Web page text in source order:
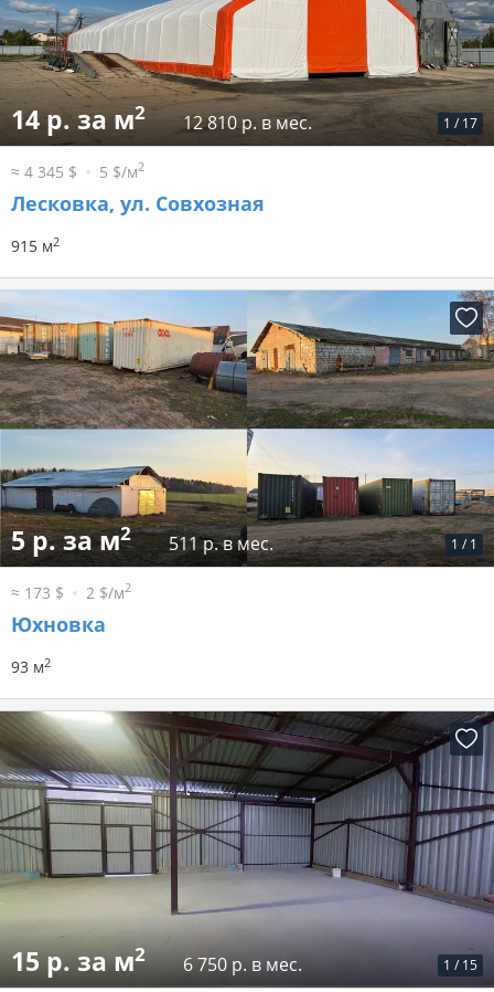
1 / 17
14 р. за м2 12 810 р. в мес.
≈ 4 345 $ 5 $/м2
Лесковка, ул. Совхозная
915 м2
1 / 1
5 р. за м2 511 р. в мес.
≈ 173 $ 2 $/м2
Юхновка
93 м2
1 / 15
15 р. за м2 6 750 р. в мес.